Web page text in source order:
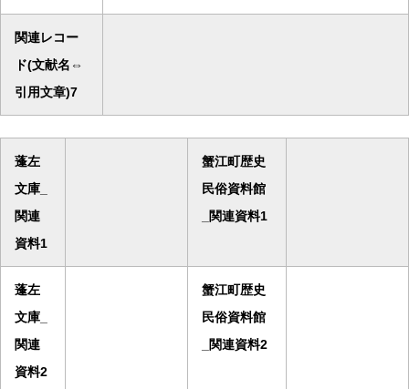
関連レコー
ド(文献名⇔
引用文章)7
蓬左
文庫_
関連
資料1
蟹江町歴史
民俗資料館
_関連資料1
蓬左
文庫_
関連
資料2
蟹江町歴史
民俗資料館
_関連資料2